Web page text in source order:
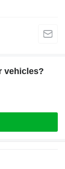
vehicles?